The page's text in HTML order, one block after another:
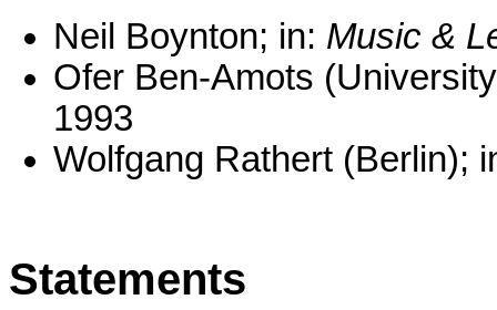
Neil Boynton; in: Music &
Ofer Ben-Amots
1993
Wolfgang Rathert (Berlin);
Statements